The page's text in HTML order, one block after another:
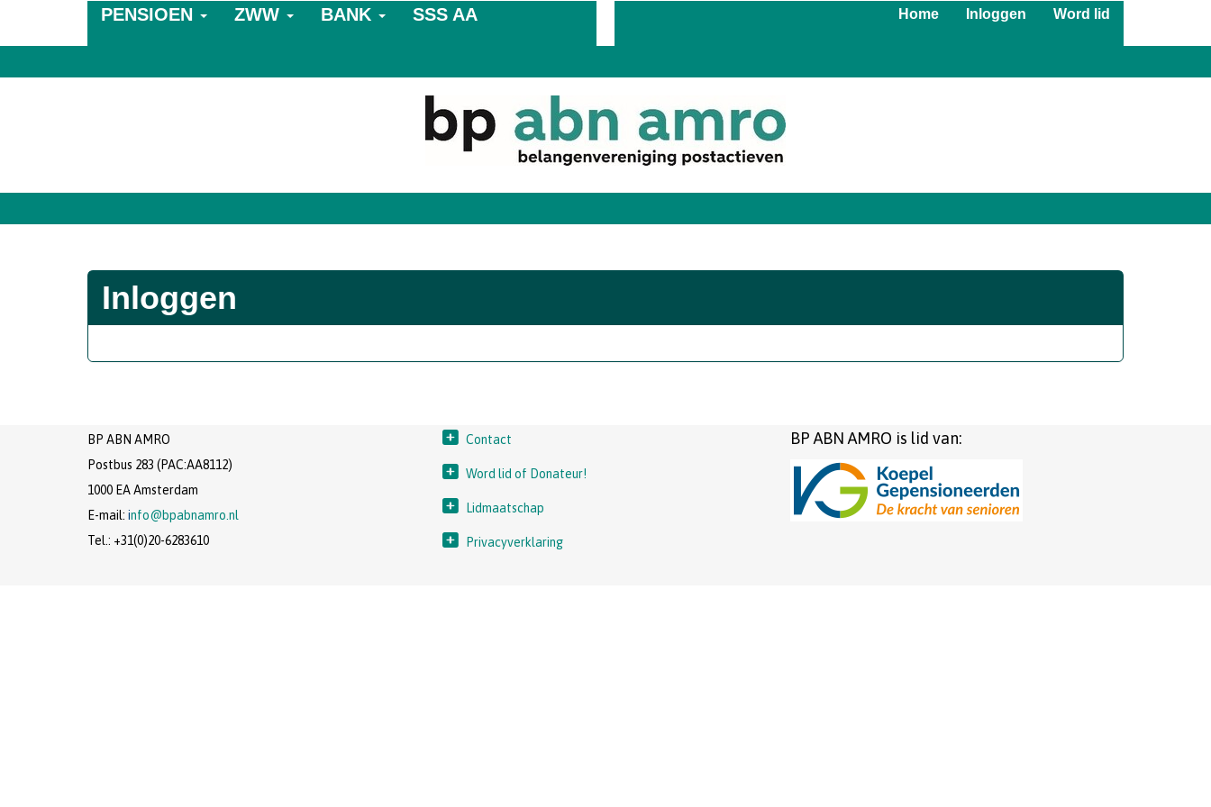
PENSIOEN ZWW BANK SSS AA Home Inloggen Word lid
Inloggen
BP ABN AMRO
Postbus 283 (PAC:AA8112)
1000 EA Amsterdam
E-mail: iofn@bpabnamro.nl
Tel.: +31(0)20-6283610
Contact
Word lid of Donateur!
Lidmaatschap
Privacyverklaring
BP ABN AMRO is lid van: